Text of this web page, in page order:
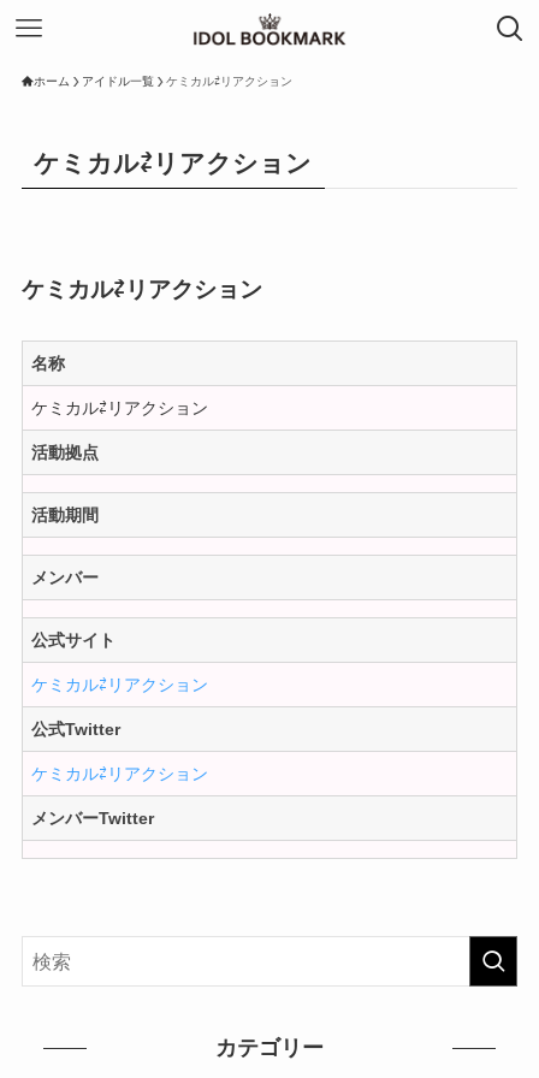
ホーム アイドル一覧 ケミカル⇄リアクション
ケミカル⇄リアクション
ケミカル⇄リアクション
名称
ケミカル⇄リアクション
活動拠点
活動期間
メンバー
公式サイト
ケミカル⇄リアクション
公式Twitter
ケミカル⇄リアクション
メンバーTwitter
カテゴリー